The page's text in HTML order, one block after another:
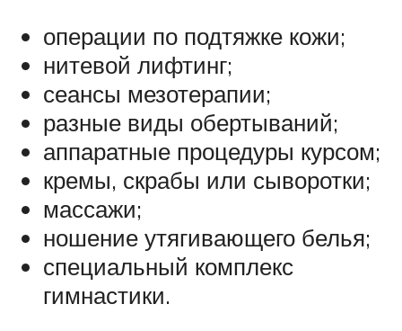
операции по подтяжке кожи;
нитевой лифтинг;
сеансы мезотерапии;
разные виды обертываний;
аппаратные процедуры курсом;
кремы, скрабы или сыворотки;
массажи;
ношение утягивающего белья;
специальный комплекс
гимнастики.